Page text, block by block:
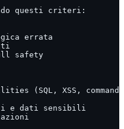
questi criteri:
errata
safety
(SQL, XSS, command
e dati sensibili